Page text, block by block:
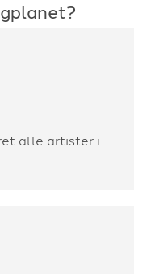
alle artister i